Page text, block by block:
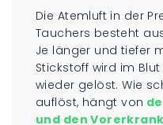
Die Atemluft in der
Tauchers besteht
Je länger und tiefer
Stickstoff wird im
wieder gelöst. Wie
auflöst, hängt von
und den